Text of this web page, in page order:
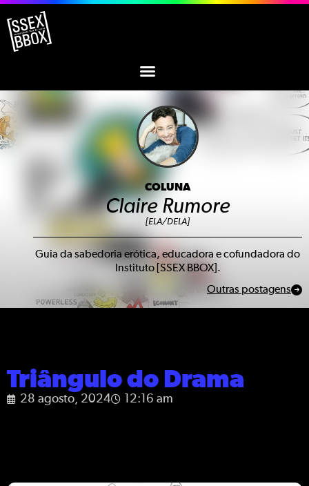
COLUNA
Claire Rumore
[ELA/DELA]
Guia da sabedoria erótica, educadora e cofundadora do
Instituto [SSEX BBOX].
Outras postagens
Triângulo do Drama
28 agosto, 2024 12:16 am